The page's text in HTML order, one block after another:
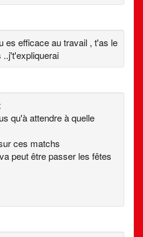
es efficace au travail , t'as le
qu'à attendre à quelle
ces matchs
peut être passer les fêtes